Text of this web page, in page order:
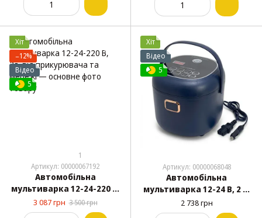
Хіт
−12%
Відео
5
1
Артикул: 00000067192
Автомобільна
мультиварка 12-24-220 В,
2л, від прикурювача та
мережі
3 087 грн 3 500 грн
Хіт
Відео
5
Артикул: 00000068048
Автомобільна
мультиварка 12-24 В, 2 л,
від прикурювача
2 738 грн